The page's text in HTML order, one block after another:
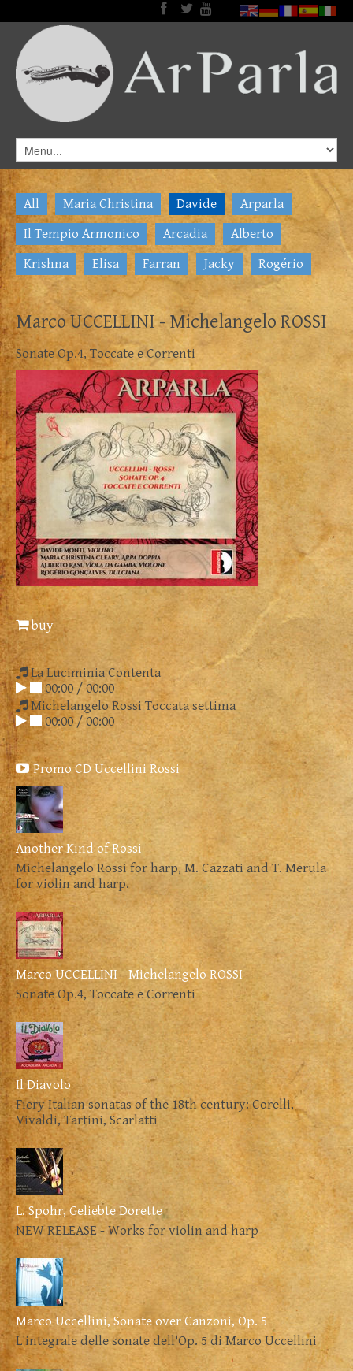
All Maria Christina Davide
Arparla
Il Tempio Armonico
Arcadia
Alberto
Krishna
Elisa Farran Jacky Rogério
Marco UCCELLINI - Michelangelo ROSSI
Sonate Op.4, Toccate e Correnti
buy
La Luciminia Contenta
00:00 / 00:00
Michelangelo Rossi Toccata settima
00:00/ 00:00
Promo CD Uccellini Rossi
Another Kind of Rossi
Michelangelo Rossi for harp, M. Cazzati and T. Merula
for violin and harp.
Marco UCCELLINI - Michelangelo ROSSI
Sonate Op.4, Toccate e Correnti
Il Diavolo
Fiery Italian sonatas of the 18th century: Corelli,
Vivaldi, Tartini, Scarlatti
L. Spohr, Geliebte Dorette
NEW RELEASE - Works for violin and harp
Marco Uccellini, Sonate over Canzoni, Op. 5
L'integrale delle sonate dell'Op. 5 di Marco Uccellini